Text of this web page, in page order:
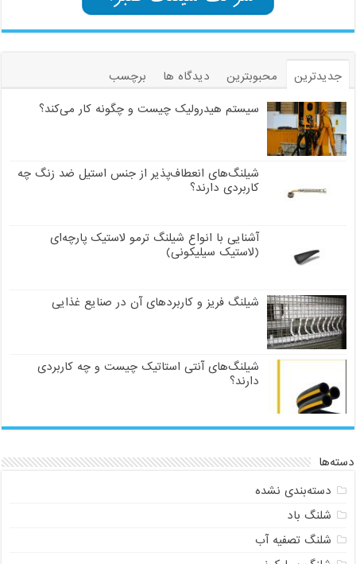
جدیدترین محبوبترین دیدگاه ها
برچسب
سیستم هیدرولیک چیست و چگونه کار می‌کند؟
شیلنگ‌های انعطاف‌پذیر از جنس استیل ضد زنگ چه
کاربردی دارند؟
آشنایی با انواع شیلنگ ترمو لاستیک پارچه‌ای
(لاستیک سیلیکونی)
شیلنگ فریز و کاربردهای آن در صنایع غذایی
شیلنگ‌های آنتی استاتیک چیست و چه کاربردی
دارند؟
دسته‌ها
دسته‌بندی نشده
شلنگ باد
شلنگ تصفیه آب